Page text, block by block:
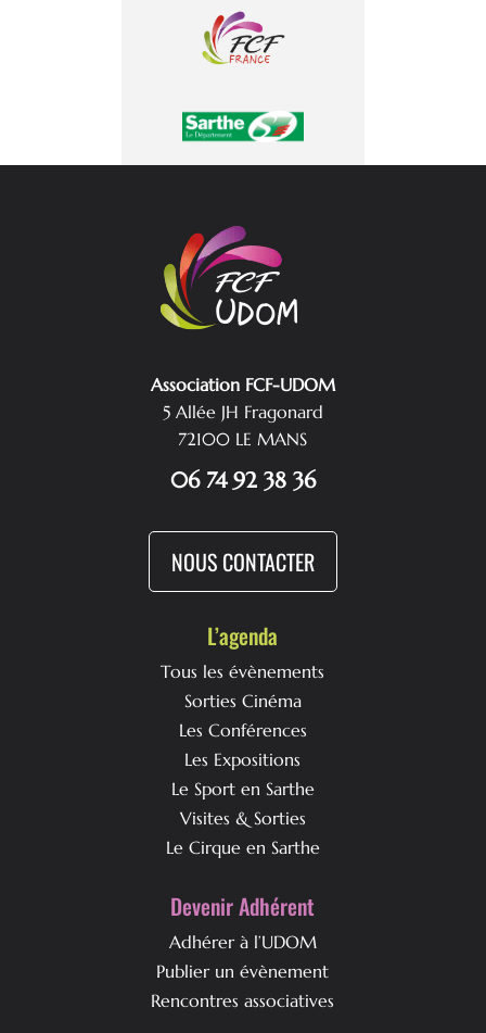
Association FCF-UDOM
5 Allée JH Fragonard
72100 LE MANS
06 74 92 38 36
NOUS CONTACTER
L’agenda
Tous les évènements
Sorties Cinéma
Les Conférences
Les Expositions
Le Sport en Sarthe
Visites & Sorties
Le Cirque en Sarthe
Devenir Adhérent
Adhérer à l’UDOM
Publier un évènement
Rencontres associatives